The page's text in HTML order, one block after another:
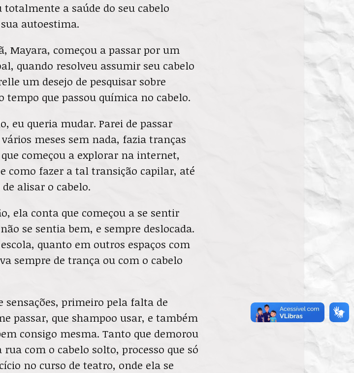
totalmente a saúde do seu cabelo
autoestima.
Mayara, começou a passar por um
quando resolveu assumir seu cabelo
um desejo de pesquisar sobre
tempo que passou química no cabelo.
eu queria mudar. Parei de passar
meses sem nada, fazia tranças
começou a explorar na internet,
como fazer a tal transição capilar, até
de alisar o cabelo.
ela conta que começou a se sentir
se sentia bem, e sempre deslocada.
quanto em outros espaços com
sempre de trança ou com o cabelo
sensações, primeiro pela falta de
passar, que shampoo usar, e também
consigo mesma. Tanto que demorou
com o cabelo solto, processo que só
no curso de teatro, onde ela se